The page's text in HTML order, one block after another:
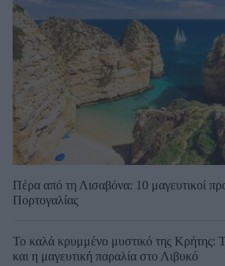
Πέρα από τη Λισαβόνα: 10 μαγευτικοί
Πορτογαλίας
Το καλά κρυμμένο μυστικό της Κρήτης:
και η μαγευτική παραλία στο Λιβυκό